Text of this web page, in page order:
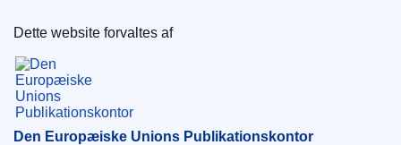
Den Europæiske Unions Publikationskontor
Dette website forvaltes af
Den Europæiske Unions Publikationskontor